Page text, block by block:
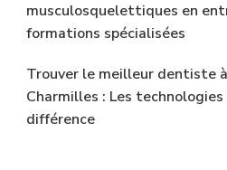
musculosquelettiques en
formations spécialisées
Trouver le meilleur dentiste
Charmilles : Les
différence